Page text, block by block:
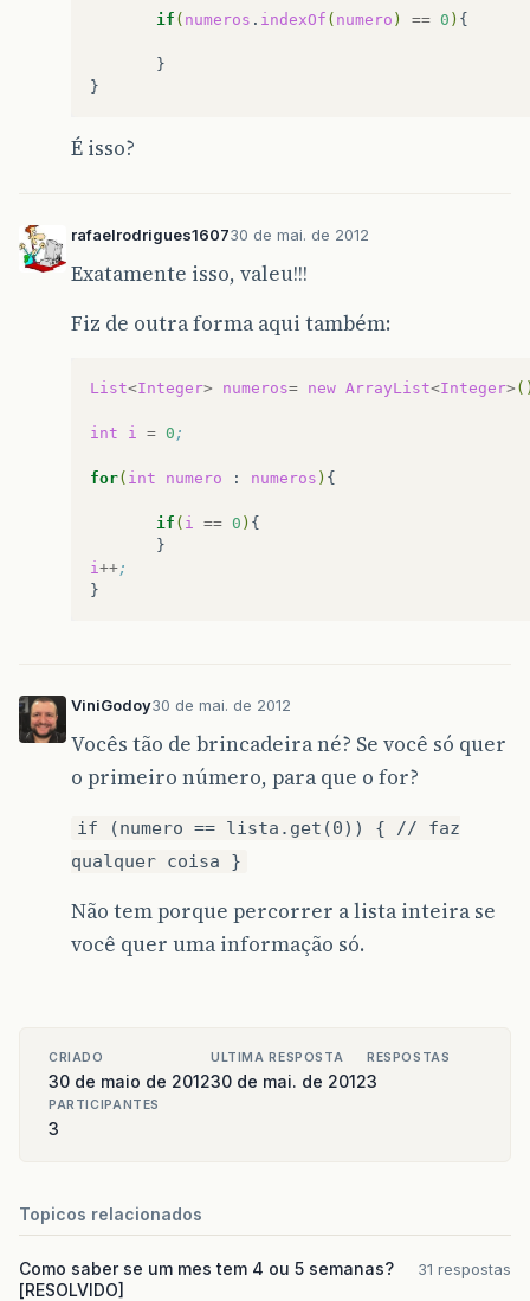
if ( numeros . indexOf ( numero ) == 0 )
}
É isso?
rafaelrodrigues160730 de mai. de 2012
Exatamente isso, valeu!!!
Fiz de outra forma aqui também:
List<Integer> numeros= new ArrayList<Integer>
int i = 0 ;
for( int numero : numeros ) {
if ( i == 0 ) {
}
i ++;
ViniGodoy30 de mai. de 2012
Vocês tão de brincadeira né? Se você só quer
o primeiro número, para que o for?
if (numero == lista.get(0)) { // faz
qualquer coisa }
Não tem porque percorrer a lista inteira se
você quer uma informação só.
CRIADO
30 de maio de 2012
ULTIMA RESPOSTA
30 de mai. de 2012
RESPOSTAS
3
PARTICIPANTES
3
Topicos relacionados
Como saber se um mes tem 4 ou 5 semanas?
[RESOLVIDO]
31 respostas